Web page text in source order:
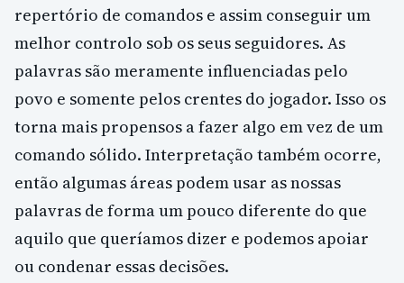
repertório de comandos e assim conseguir um
melhor controlo sob os seus seguidores. As
palavras são meramente influenciadas pelo
povo e somente pelos crentes do jogador. Isso os
torna mais propensos a fazer algo em vez de um
comando sólido. Interpretação também ocorre,
então algumas áreas podem usar as nossas
palavras de forma um pouco diferente do que
aquilo que queríamos dizer e podemos apoiar
ou condenar essas decisões.